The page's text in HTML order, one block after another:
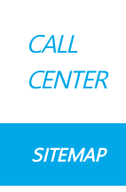
CALL
CENTER
SITEMAP